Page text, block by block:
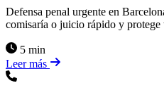
Defensa penal urgente en
comisaría o juicio rápido y protege
5 min
Leer más